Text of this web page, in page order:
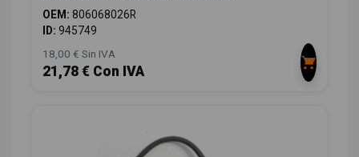
OEM: 806068026R
ID: 945749
18,00 € Sin IVA
21,78 € Con IVA